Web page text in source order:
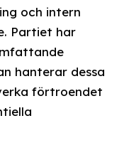
och intern
Partiet har
hanterar dessa
förtroendet